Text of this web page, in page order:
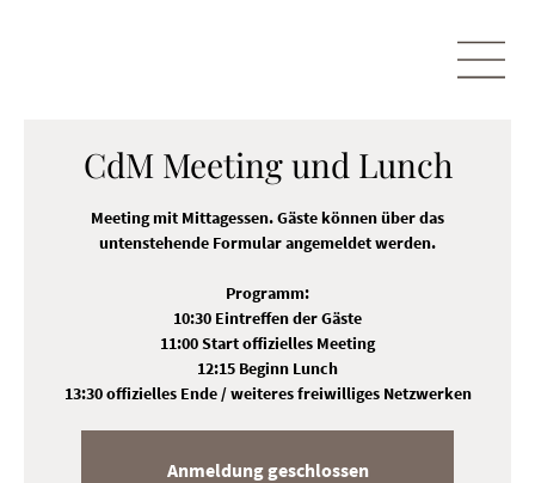
CdM Meeting und Lunch
Meeting mit Mittagessen. Gäste können über das
untenstehende Formular angemeldet werden.
Programm:
10:30 Eintreffen der Gäste
11:00 Start offizielles Meeting
12:15 Beginn Lunch
13:30 offizielles Ende / weiteres freiwilliges Netzwerken
Anmeldung geschlossen